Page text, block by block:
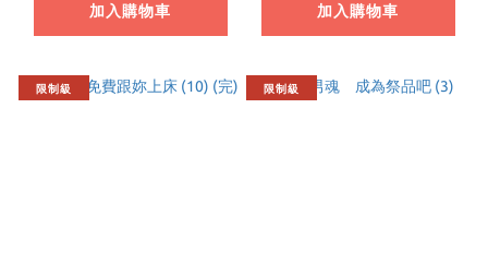
加入購物車 加入購物車
限制級 限制級